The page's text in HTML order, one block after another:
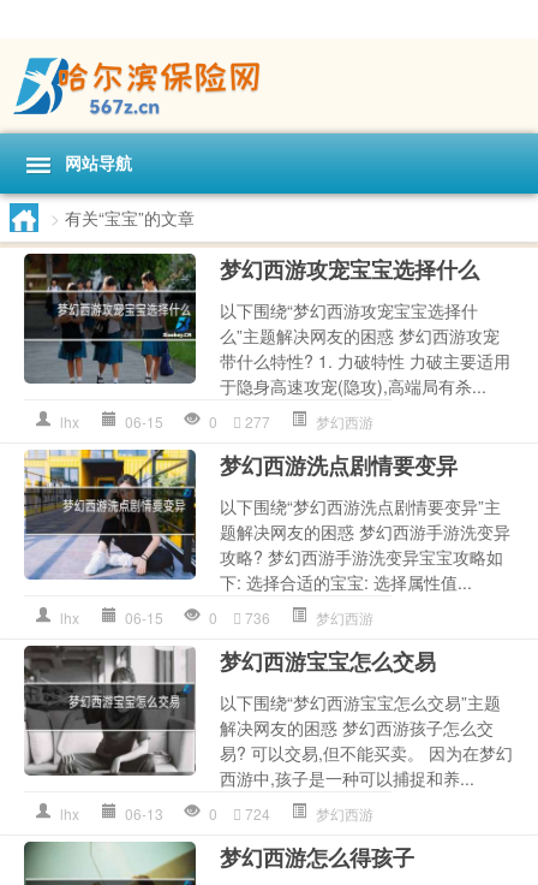
网站导航
> 有关“宝宝”的文章
梦幻西游攻宠宝宝选择什么
以下围绕“梦幻西游攻宠宝宝选择什
么”主题解决网友的困惑 梦幻西游攻宠
带什么特性? 1. 力破特性 力破主要适用
于隐身高速攻宠(隐攻),高端局有杀...
lhx 06-15 0 277 梦幻西游
梦幻西游洗点剧情要变异
以下围绕“梦幻西游洗点剧情要变异”主
题解决网友的困惑 梦幻西游手游洗变异
攻略? 梦幻西游手游洗变异宝宝攻略如
下: 选择合适的宝宝: 选择属性值...
lhx 06-15 0 736 梦幻西游
梦幻西游宝宝怎么交易
以下围绕“梦幻西游宝宝怎么交易”主题
解决网友的困惑 梦幻西游孩子怎么交
易? 可以交易,但不能买卖。 因为在梦幻
西游中,孩子是一种可以捕捉和养...
lhx 06-13 0 724 梦幻西游
梦幻西游怎么得孩子